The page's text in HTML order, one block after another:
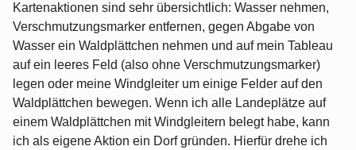
Kartenaktionen sind sehr übersichtlich: Wasser nehmen,
Verschmutzungsmarker entfernen, gegen Abgabe von
Wasser ein Waldplättchen nehmen und auf mein Tableau
auf ein leeres Feld (also ohne Verschmutzungsmarker)
legen oder meine Windgleiter um einige Felder auf den
Waldplättchen bewegen. Wenn ich alle Landeplätze auf
einem Waldplättchen mit Windgleitern belegt habe, kann
ich als eigene Aktion ein Dorf gründen. Hierfür drehe ich